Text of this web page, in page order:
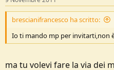
brescianifrancesco ha scritto:
Io ti mando mp per invitarti,non
ma tu volevi fare la via dei